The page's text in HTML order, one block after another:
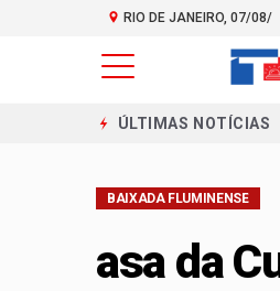
RIO DE JANEIRO, 07/08/
2026
ÚLTIMAS NOTÍCIAS
BAIXADA FLUMINENSE
asa da